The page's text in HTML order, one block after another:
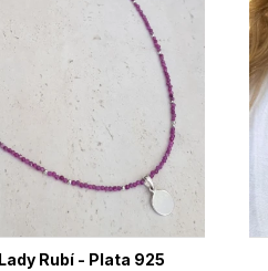
Rubí - Plata 925